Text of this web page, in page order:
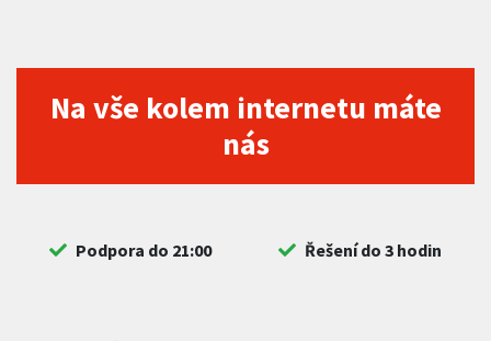
Na vše kolem internetu máte
nás
Podpora do 21:00 Řešení do 3 hodin